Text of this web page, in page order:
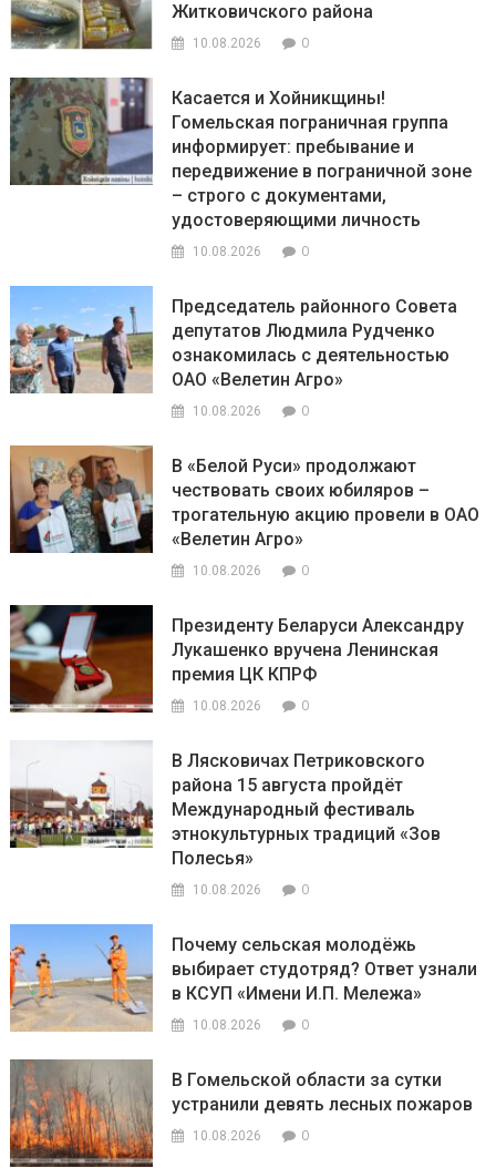
Житковичского района
10.08.2026 0
Касается и Хойникщины!
Гомельская пограничная группа
информирует: пребывание и
передвижение в пограничной зоне
– строго с документами,
удостоверяющими личность
10.08.2026 0
Председатель районного Совета
депутатов Людмила Рудченко
ознакомилась с деятельностью
ОАО «Велетин Агро»
10.08.2026 0
В «Белой Руси» продолжают
чествовать своих юбиляров –
трогательную акцию провели в ОАО
«Велетин Агро»
10.08.2026 0
Президенту Беларуси Александру
Лукашенко вручена Ленинская
премия ЦК КПРФ
10.08.2026 0
В Лясковичах Петриковского
района 15 августа пройдёт
Международный фестиваль
этнокультурных традиций «Зов
Полесья»
10.08.2026 0
Почему сельская молодёжь
выбирает студотряд? Ответ узнали
в КСУП «Имени И.П. Мележа»
10.08.2026 0
В Гомельской области за сутки
устранили девять лесных пожаров
10.08.2026 0